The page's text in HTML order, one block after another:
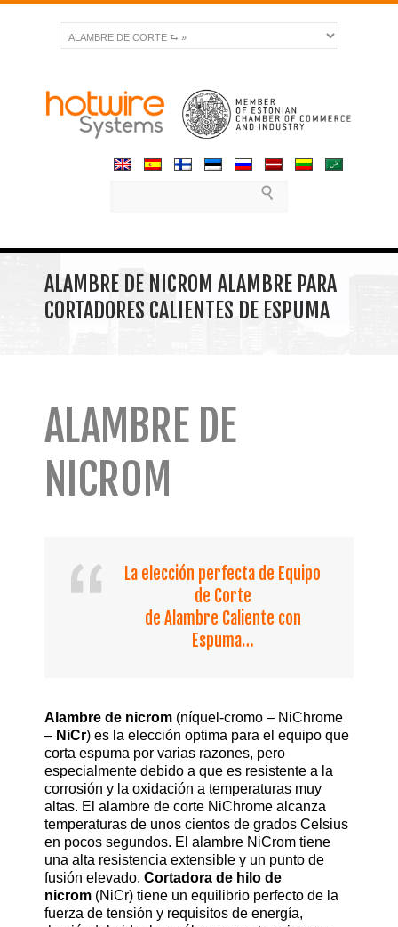
ALAMBRE DE NICROM ALAMBRE PARA
CORTADORES CALIENTES DE ESPUMA
ALAMBRE DE
NICROM
La elección perfecta de Equipo
de Corte
de Alambre Caliente con
Espuma…
Alambre de nicrom (níquel-cromo – NiChrome
– NiCr) es la elección optima para el equipo que
corta espuma por varias razones, pero
especialmente debido a que es resistente a la
corrosión y la oxidación a temperaturas muy
altas. El alambre de corte NiChrome alcanza
temperaturas de unos cientos de grados Celsius
en pocos segundos. El alambre NiCrom tiene
una alta resistencia extensible y un punto de
fusión elevado. Cortadora de hilo de
nicrom (NiCr) tiene un equilibrio perfecto de la
fuerza de tensión y requisitos de energía,